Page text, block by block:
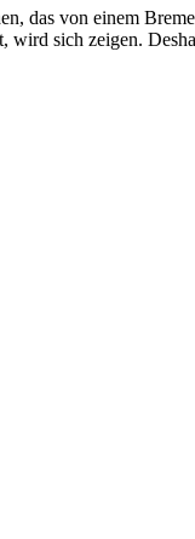
das von einem
wird sich zeigen.